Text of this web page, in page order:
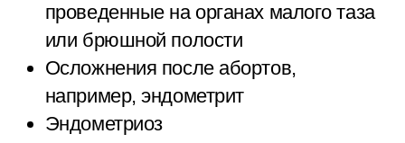
проведенные на органах малого таза
или брюшной полости
Осложнения после абортов,
например, эндометрит
Эндометриоз